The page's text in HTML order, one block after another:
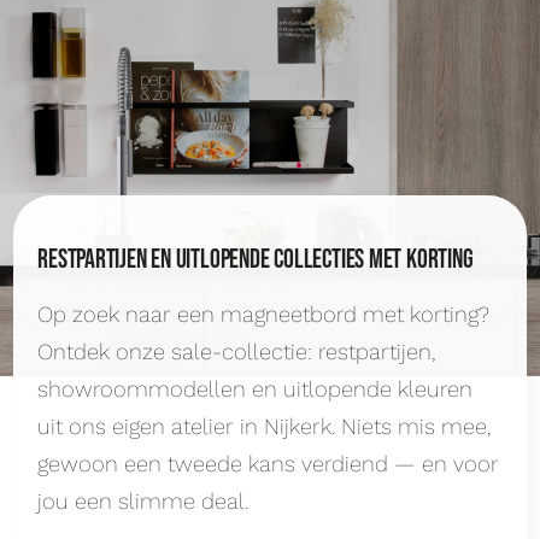
Restpartijen en uitlopende collecties met korting
Op zoek naar een magneetbord met korting?
Ontdek onze sale-collectie: restpartijen,
showroommodellen en uitlopende kleuren
uit ons eigen atelier in Nijkerk. Niets mis mee,
gewoon een tweede kans verdiend — en voor
jou een slimme deal.